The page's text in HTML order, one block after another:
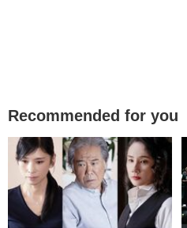
Recommended for you